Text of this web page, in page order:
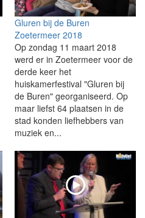
Gluren bij de Buren
Zoetermeer 2018
Op zondag 11 maart 2018
werd er in Zoetermeer voor de
derde keer het
huiskamerfestival "Gluren bij
de Buren" georganiseerd. Op
maar liefst 64 plaatsen in de
stad konden liefhebbers van
muziek en...